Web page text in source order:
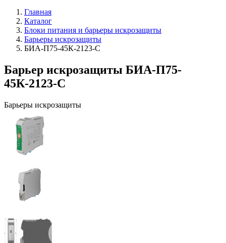
Главная
Каталог
Блоки питания и барьеры искрозащиты
Барьеры искрозащиты
БИА-П75-45К-2123-С
Барьер искрозащиты БИА-П75-
45К-2123-С
Барьеры искрозащиты